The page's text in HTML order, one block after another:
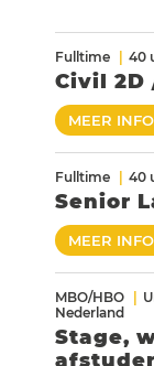
Fulltime 40
Civil 2D
MEER
Fulltime 40
Senior
MEER
MBO/HBO
Nederland
Stage,